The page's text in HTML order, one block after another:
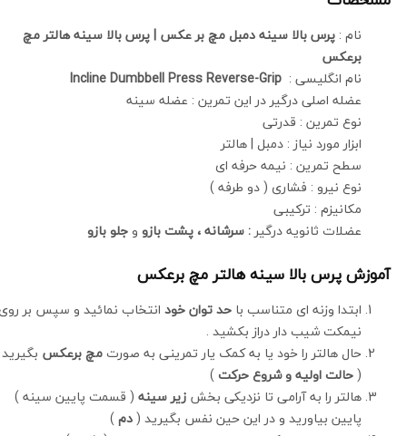
نام : پرس بالا سینه دمبلمچ بر عکس | پرس بالا سینه هالتر مچ
برعکس
نام انگلیسی : Incline Dumbbell Press Reverse-Grip
عضله اصلی درگیر در این تمرین : عضله سینه
نوع تمرین : قدرتی
ابزار مورد نیاز : دمبل | هالتر
سطح تمرین : نیمه حرفه ای
نوع نیرو : فشاری ( دو طرفه )
مکانیزم : ترکیبی
عضلات ثانویه درگیر: سرشانه،پشت بازو وجلو بازو
آموزش پرس بالا سینه هالتر مچ برعکس
ابتدا وزنه ای متناسب با حد توان خود انتخاب نمائید و سپس بر
نیمکت شیب دار دراز بکشید .
حال هالتر را خود یا به کمک یار تمرینی به صورتمچ برعکس بگیرید
(حالت اولیه و شروع حرکت)
هالتر را به آرامی تا نزدیکی بخش زیر سینه ( قسمت پایین سینه )
پایین بیاورید و در این حین نفس بگیرید (دم)